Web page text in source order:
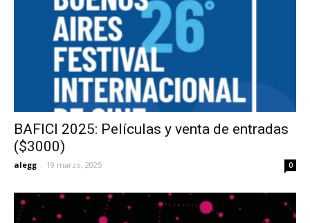
BAFICI 2025: Películas y venta de entradas
($3000)
alegg - 19 marzo, 2025 0